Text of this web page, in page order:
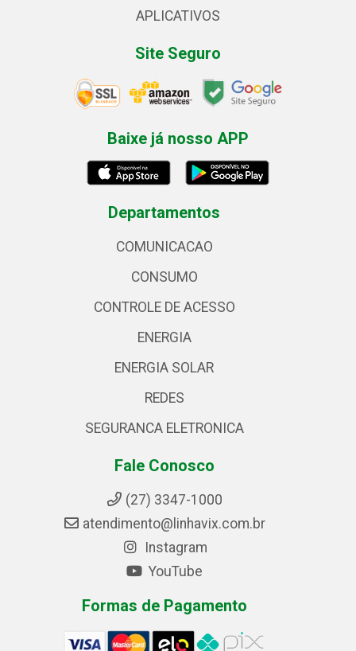
APLICATIVOS
Site Seguro
Baixe já nosso APP
Departamentos
COMUNICACAO
CONSUMO
CONTROLE DE ACESSO
ENERGIA
ENERGIA SOLAR
REDES
SEGURANCA ELETRONICA
Fale Conosco
(27) 3347-1000
atendimento@linhavix.com.br
Instagram
YouTube
Formas de Pagamento